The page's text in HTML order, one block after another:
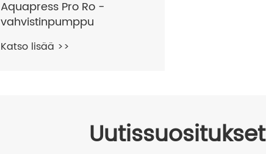
Aquapress Pro Ro -
vahvistinpumppu
Katso lisää >>
Uutissuositukset